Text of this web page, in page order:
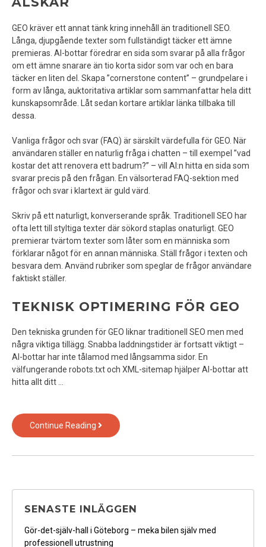
GEO kräver ett annat tänk kring innehåll än traditionell SEO.
Långa, djupgående texter som fullständigt täcker ett ämne
premieras. AI-bottar föredrar en sida som svarar på alla frågor
om ett ämne snarare än tio korta sidor som var och en bara
täcker en liten del. Skapa ”cornerstone content” – grundpelare i
form av långa, auktoritativa artiklar som sammanfattar hela ditt
kunskapsområde. Låt sedan kortare artiklar länka tillbaka till
dessa.
Vanliga frågor och svar (FAQ) är särskilt värdefulla för GEO. När
användaren ställer en naturlig fråga i chatten – till exempel ”vad
kostar det att renovera ett badrum?” – vill AI:n hitta en sida som
svarar precis på den frågan. En välsorterad FAQ-sektion med
frågor och svar i klartext är guld värd.
Skriv på ett naturligt, konverserande språk. Traditionell SEO har
ofta lett till styltiga texter där sökord staplas onaturligt. GEO
premierar tvärtom texter som låter som en människa som
förklarar något för en annan människa. Ställ frågor i texten och
besvara dem. Använd rubriker som speglar de frågor användare
faktiskt ställer.
TEKNISK OPTIMERING FÖR GEO
Den tekniska grunden för GEO liknar traditionell SEO men med
några viktiga tillägg. Snabba laddningstider är fortsatt viktigt –
AI-bottar har inte tålamod med långsamma sidor. En
välfungerande robots.txt och XML-sitemap hjälper AI-bottar att
hitta allt ditt …
Continue Reading GEO
–
AI-
SENASTE INLÄGGEN
Gör-det-själv-hall i Göteborg – meka bilen själv med
professionell utrustning